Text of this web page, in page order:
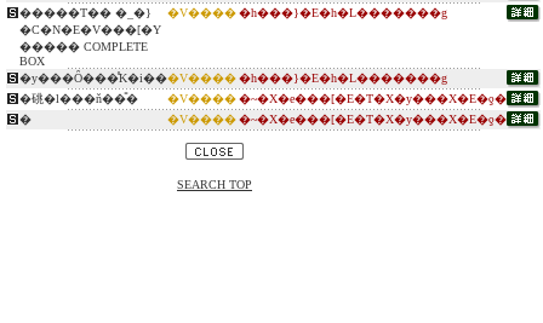
�����T�� �_�}
�C�N�E�V���[�Y
����� COMPLETE
BOX
�V�����h���}�E�h�L�������g
�y���Ȏ���̊K�i���V�����h���}�E�h�L�������g
�䂪�l���ň��̎�
�V�����~�X�e���[�E�T�X�y���X�E�ƍ�
�
�V�����~�X�e���[�E�T�X�y���X�E�ƍ�
SEARCH TOP